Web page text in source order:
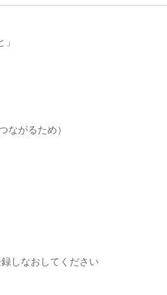
がるため）
しなおしてください